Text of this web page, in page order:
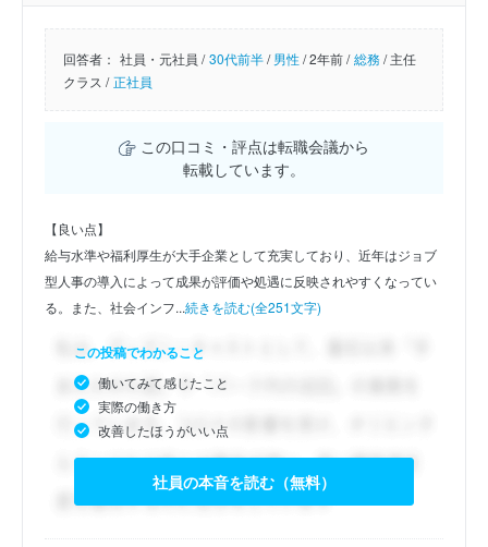
回答者： 社員・元社員 / 30代前半/男性/2年前 / 総務/主任
クラス / 正社員
この口コミ・評点は転職会議から
転載しています。
【良い点】
給与水準や福利厚生が大手企業として充実しており、近年はジョブ
型人事の導入によって成果が評価や処遇に反映されやすくなってい
る。また、社会インフ...続きを読む(全251文字)
この投稿でわかること
働いてみて感じたこと
実際の働き方
改善したほうがいい点
社員の本音を読む（無料）